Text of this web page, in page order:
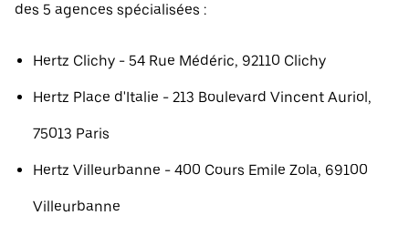
des 5 agences spécialisées :
Hertz Clichy - 54 Rue Médéric, 92110 Clichy
Hertz Place d'Italie - 213 Boulevard Vincent Auriol,
75013 Paris
Hertz Villeurbanne - 400 Cours Emile Zola, 69100
Villeurbanne